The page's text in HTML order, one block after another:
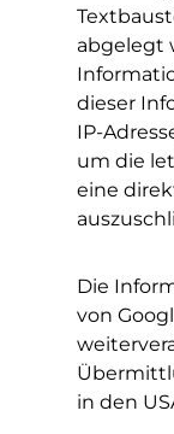
abgelegt
dieser
IP-
um die
eine
Die
von
in den